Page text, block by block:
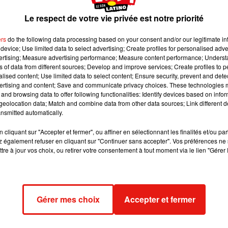
du film, la suite devrait "faire polémique".
Wikimedia Commons
s'achever et l'acteur Frédéric Chau, jouant le gendre
le scénario, "dont il ne doute pas du succès."
film qui avait fait 12 millions d'entrées dans les cinémas
spectateurs. Beaucoup l'avaient même accusé d'attiser
pour Frédéric Chau, le deuxième volet risque aussi de faire
la religion, le vivre-ensemble, les préjugés", a t-il
les films de Philippe de Chauveron, mais qui n'ont pas
Immédiat et À bras Ouverts n'avaient pas eu le succès
au bon dieu 2?", intitulé d'ailleurs " Qu'est-ce qu'on a encore
avec femmes et enfants, et ce sont les parents Marie et
"le sentiment qu'ils laissent la porte ouverte pour un troisième
Le respect de votre vie privée est notre priorité
do the following data processing based on your consent and/or our legitimate
Use limited data to select advertising; Create profiles for personalised
Measure advertising performance; Measure content performance;
of data from different sources; Develop and improve services; Create profiles to
content; Use limited data to select content; Ensure security, prevent and
and content; Save and communicate privacy choices. These technologies
browsing data to offer following functionalities: Identify devices based on
data; Match and combine data from other data sources; Link different
automatically.
cliquant sur "Accepter et fermer", ou affiner en sélectionnant les finalités et/ou
également refuser en cliquant sur "Continuer sans accepter". Vos préférences
à jour vos choix, ou retirer votre consentement à tout moment via le lien
Gérer mes choix Accepter et fermer